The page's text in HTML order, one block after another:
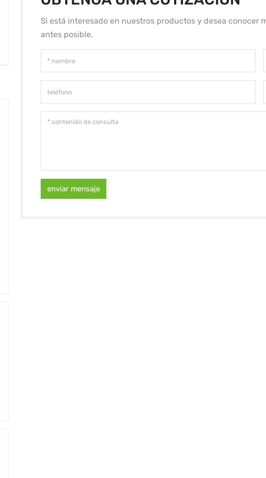
Si está interesado en nuestros productos y desea conocer
antes posible.
enviar mensaje